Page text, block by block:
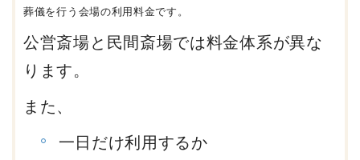
葬儀を行う会場の利用料金です。
公営斎場と民間斎場では料金体系が異な
ります。
また、
一日だけ利用するか